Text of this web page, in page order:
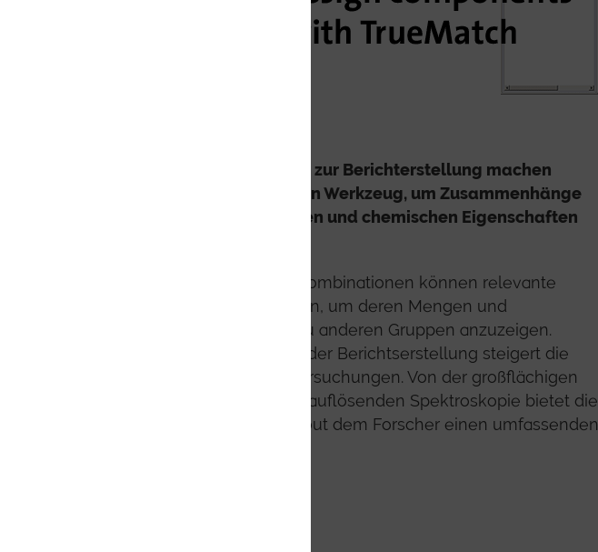
Umfangreiche Algorithmen zur Berichterstellung machen
ParticleScout zum perfekten Werkzeug, um Zusammenhänge
zwischen den physikalischen und chemischen Eigenschaften
Benutzerdefinierbare Filterkombinationen können relevante
Partikelgruppen hervorheben, um deren Mengen und
Vorkommen im Verhältnis zu anderen Gruppen anzuzeigen.
Dieser Anpassungsgrad bei der Berichtserstellung steigert die
Aussagekraft gezielter Untersuchungen. Von der großflächigen
Bildgebung bis hin zur hochauflösenden Spektroskopie bietet die
Technologie von ParticleScout dem Forscher einen umfassenden